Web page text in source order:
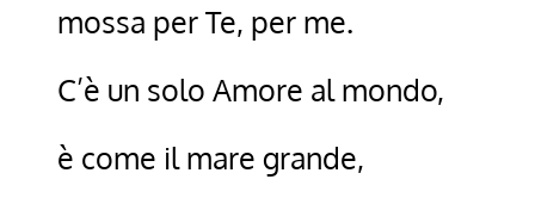
mossa per Te, per me.
C’è un solo Amore al mondo,
è come il mare grande,